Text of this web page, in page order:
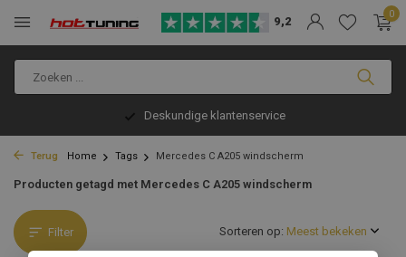
9,2
0
Deskundige klantenservice
Terug Home Tags Mercedes C A205 windscherm
Producten getagd met Mercedes C A205 windscherm
Filter Sorteren op: